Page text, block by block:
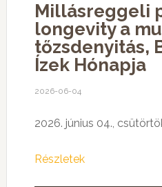
Millásreggeli
longevity a
tőzsdenyitás,
Ízek Hónapja
2026-06-04
2026. június 04.,
Részletek